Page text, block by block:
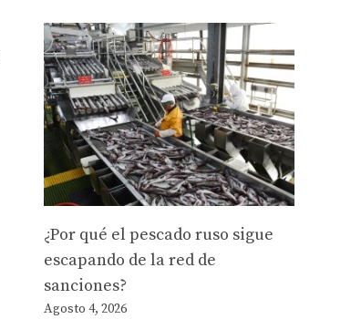
¿Por qué el pescado ruso sigue
escapando de la red de
sanciones?
Agosto 4, 2026